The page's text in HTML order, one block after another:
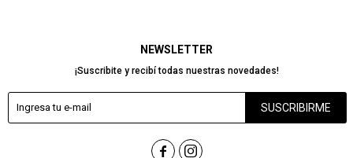
NEWSLETTER
¡Suscribite y recibí todas nuestras novedades!
SUSCRIBIRME
 